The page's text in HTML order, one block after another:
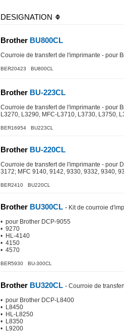
DESIGNATION
Brother BU800CL
Courroie de transfert de l'imprimante - pour
BER20423 BU800CL
Brother BU-223CL
Courroie de transfert de l'imprimante - pour
L3270, L3290, MFC-L3710, L3730, L3750,
BER16954 BU223CL
Brother BU-220CL
Courroie de transfert de l'imprimante - pour
3172; MFC 9140, 9142, 9330, 9332, 9340,
BER2410 BU220CL
Brother BU300CL - Kit de courroie
• pour Brother DCP-9055
• 9270
• HL-4140
• 4150
• 4570
BER5930 BU-300CL
Brother BU320CL - Courroie de
• pour Brother DCP-L8400
• L8450
• HL-L8250
• L8350
• L9200